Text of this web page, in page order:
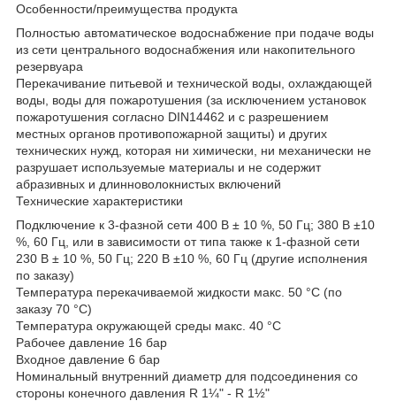
Особенности/преимущества продукта
Полностью автоматическое водоснабжение при подаче воды
из сети центрального водоснабжения или накопительного
резервуара
Перекачивание питьевой и технической воды, охлаждающей
воды, воды для пожаротушения (за исключением установок
пожаротушения согласно DIN14462 и с разрешением
местных органов противопожарной защиты) и других
технических нужд, которая ни химически, ни механически не
разрушает используемые материалы и не содержит
абразивных и длинноволокнистых включений
Технические характеристики
Подключение к 3-фазной сети 400 В ± 10 %, 50 Гц; 380 В ±10
%, 60 Гц, или в зависимости от типа также к 1-фазной сети
230 В ± 10 %, 50 Гц; 220 В ±10 %, 60 Гц (другие исполнения
по заказу)
Температура перекачиваемой жидкости макс. 50 °C (по
заказу 70 °C)
Температура окружающей среды макс. 40 °C
Рабочее давление 16 бар
Входное давление 6 бар
Номинальный внутренний диаметр для подсоединения со
стороны конечного давления R 1¼" - R 1½"